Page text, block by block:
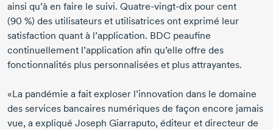
ainsi qu’à en faire le suivi. Quatre-vingt-dix pour cent
(90 %) des utilisateurs et utilisatrices ont exprimé leur
satisfaction quant à l’application. BDC peaufine
continuellement l’application afin qu’elle offre des
fonctionnalités plus personnalisées et plus attrayantes.
«La pandémie a fait exploser l’innovation dans le domaine
des services bancaires numériques de façon encore jamais
vue, a expliqué Joseph Giarraputo, éditeur et directeur de